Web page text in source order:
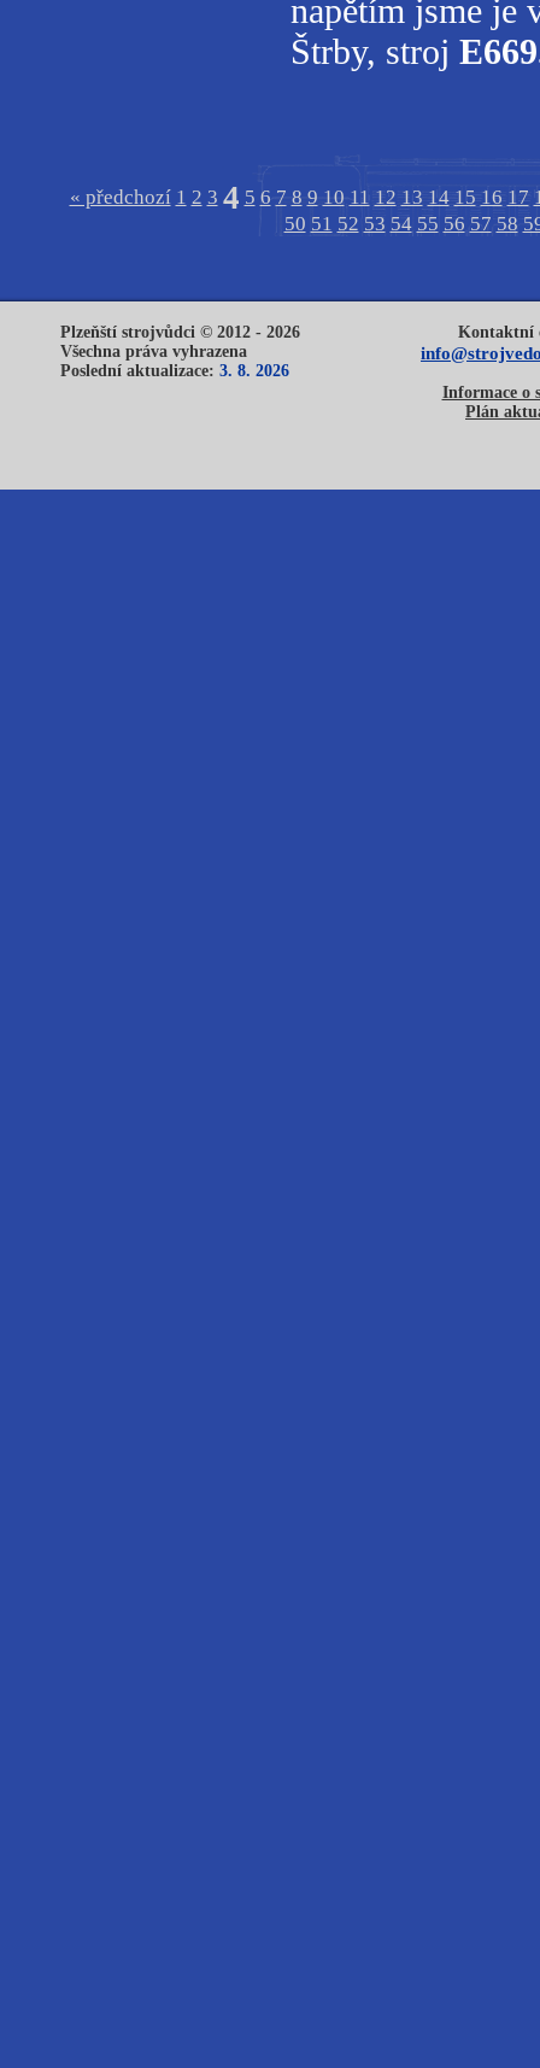
napětím jsme je
Štrby, stroj
« předchozí 1 2 3 4 5 6 7 8 9 10 11 12 13 14 15 16 17
50 51 52 53 54 55 56 57 58
Plzeňští strojvůdci © 2012 - 2026
Všechna práva vyhrazena
Poslední aktualizace: 3. 8. 2026
Kontaktní
Informace o
Plán